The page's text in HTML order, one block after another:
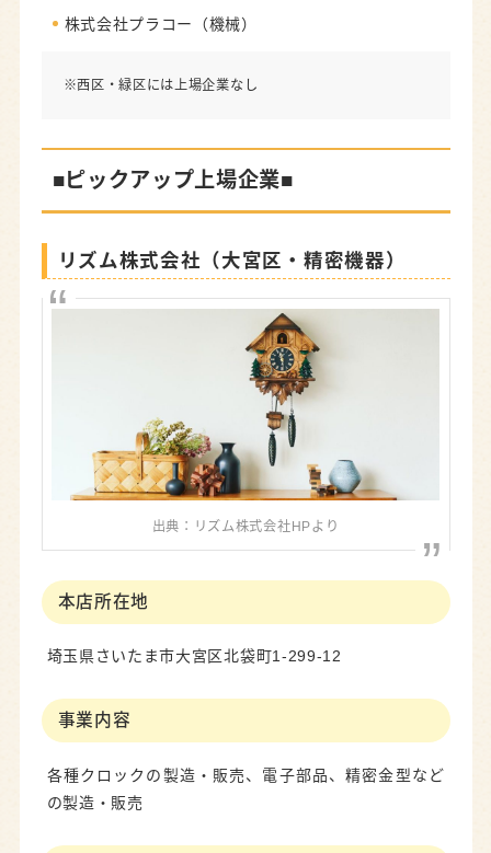
株式会社プラコー（機械）
※西区・緑区には上場企業なし
■ピックアップ上場企業■
リズム株式会社（大宮区・精密機器）
出典：リズム株式会社HPより
本店所在地
埼玉県さいたま市大宮区北袋町1-299-12
事業内容
各種クロックの製造・販売、電子部品、精密金型など
の製造・販売